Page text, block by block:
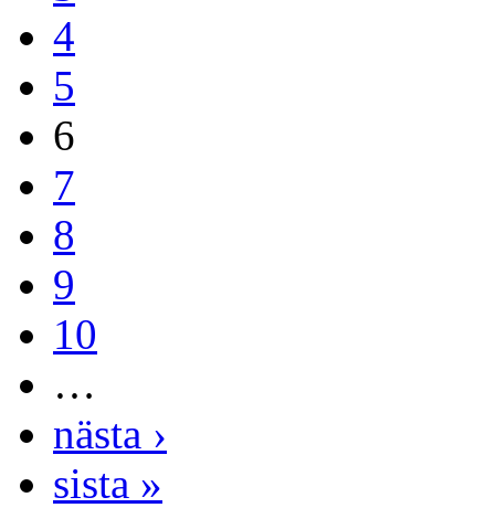
4
5
6
7
8
9
10
…
nästa ›
sista »